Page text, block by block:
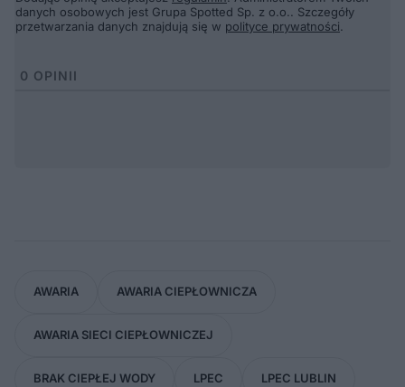
danych osobowych jest Grupa Spotted Sp. z o.o.. Szczegóły
przetwarzania danych znajdują się w polityce prywatności.
0 OPINII
AWARIA AWARIA CIEPŁOWNICZA
AWARIA SIECI CIEPŁOWNICZEJ
BRAK CIEPŁEJ WODY LPEC LPEC LUBLIN